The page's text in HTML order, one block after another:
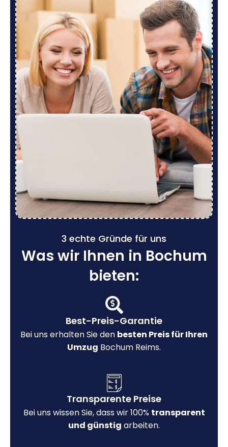
3 echte Gründe für uns
Was wir Ihnen in Bochum
bieten:
Best-Preis-Garantie
Bei uns erhalten Sie den besten Preis für Ihren
Umzug Bochum Reims.
Transparente Preise
Bei uns wissen Sie, dass wir 100% transparent
und günstig arbeiten.